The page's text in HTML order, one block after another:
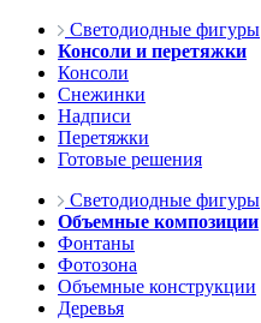
Светодиодные фигуры
Консоли и перетяжки
Консоли
Снежинки
Надписи
Перетяжки
Готовые решения
Светодиодные фигуры
Объемные композиции
Фонтаны
Фотозона
Объемные конструкции
Деревья